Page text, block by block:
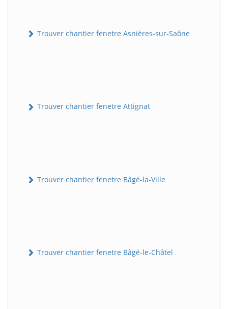
Trouver chantier fenetre Asnières-sur-Saône
Trouver chantier fenetre Attignat
Trouver chantier fenetre Bâgé-la-Ville
Trouver chantier fenetre Bâgé-le-Châtel